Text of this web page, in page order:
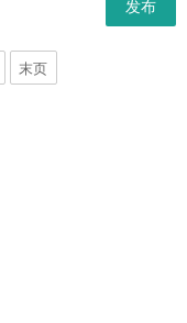
发布
末页